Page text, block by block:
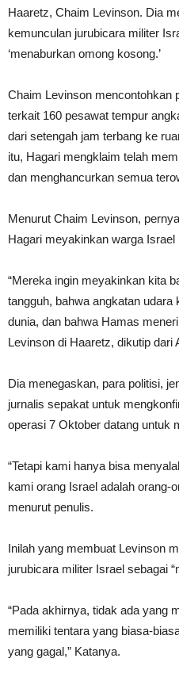
Haaretz, Chaim Levinson. Dia
kemunculan jurubicara militer
‘menaburkan omong kosong.’
Chaim Levinson mencontohkan
terkait 160 pesawat tempur
dari setengah jam terbang ke
itu, Hagari mengklaim telah
dan menghancurkan semua
Menurut Chaim Levinson,
Hagari meyakinkan warga
“Mereka ingin meyakinkan kita
tangguh, bahwa angkatan udara
dunia, dan bahwa Hamas
Levinson di Haaretz, dikutip dari
Dia menegaskan, para politisi,
jurnalis sepakat untuk
operasi 7 Oktober datang untuk
“Tetapi kami hanya bisa
kami orang Israel adalah orang-
menurut penulis.
Inilah yang membuat Levinson
jurubicara militer Israel sebagai
“Pada akhirnya, tidak ada yang
memiliki tentara yang biasa-
yang gagal,” Katanya.